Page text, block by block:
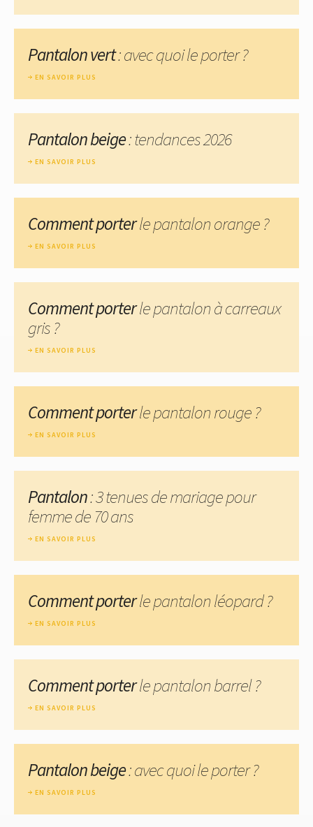
Pantalon vert: avec quoi le porter ?
EN SAVOIR PLUS
Pantalon beige: tendances 2026
EN SAVOIR PLUS
Comment porterle pantalon orange ?
EN SAVOIR PLUS
Comment porterle pantalon à carreaux
gris ?
EN SAVOIR PLUS
Comment porterle pantalon rouge ?
EN SAVOIR PLUS
Pantalon: 3 tenues de mariage pour
femme de 70 ans
EN SAVOIR PLUS
Comment porterle pantalon léopard ?
EN SAVOIR PLUS
Comment porterle pantalon barrel ?
EN SAVOIR PLUS
Pantalon beige: avec quoi le porter ?
EN SAVOIR PLUS